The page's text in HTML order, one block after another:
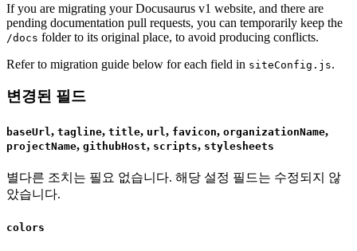
If you are migrating your Docusaurus v1 website, and there are
pending documentation pull requests, you can temporarily keep the
/docs folder to its original place, to avoid producing conflicts.
Refer to migration guide below for each field in siteConfig.js.
변경된 필드
baseUrl , tagline, title, url , favicon, organizationName,
projectName, githubHost, scripts, stylesheets
별다른 조치는 필요 없습니다. 해당 설정 필드는 수정되지 않
았습니다.
colors